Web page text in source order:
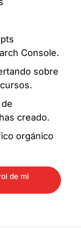
Console.
sobre
creado.
orgánico
de mi